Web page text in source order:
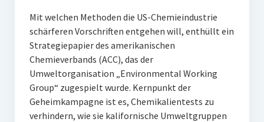
Mit welchen Methoden die US-Chemieindustrie
schärferen Vorschriften entgehen will, enthüllt ein
Strategiepapier des amerikanischen
Chemieverbands (ACC), das der
Umweltorganisation „Environmental Working
Group“ zugespielt wurde. Kernpunkt der
Geheimkampagne ist es, Chemikalientests zu
verhindern, wie sie kalifornische Umweltgruppen